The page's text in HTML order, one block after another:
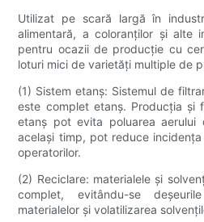
Utilizat pe scară largă în
alimentară, a coloranților și alte
pentru ocazii de producție cu
loturi mici de varietăți multiple de
(1) Sistem etanș: Sistemul de
este complet etanș. Producția și
etanș pot evita poluarea
același timp, pot reduce
operatorilor.
(2) Reciclare: materialele și
complet, evitându-se
materialelor și volatilizarea